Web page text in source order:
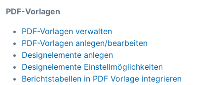
PDF-Vorlagen
PDF-Vorlagen verwalten
PDF-Vorlagen anlegen/bearbeiten
Designelemente anlegen
Designelemente Einstellmöglichkeiten
Berichtstabellen in PDF Vorlage integrieren